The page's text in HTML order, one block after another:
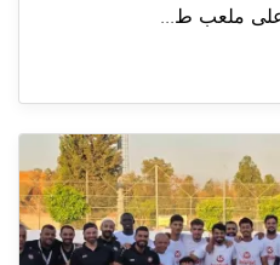
على ملعب ط...